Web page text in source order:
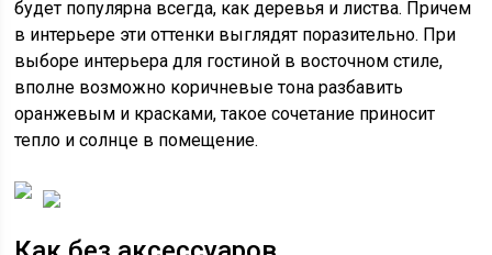
будет популярна всегда, как деревья и листва. Причем
в интерьере эти оттенки выглядят поразительно. При
выборе интерьера для гостиной в восточном стиле,
вполне возможно коричневые тона разбавить
оранжевым и красками, такое сочетание приносит
тепло и солнце в помещение.